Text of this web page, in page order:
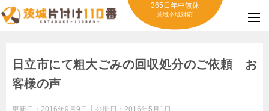
365日年中無休
茨城全域対応
日立市にて粗大ごみの回収処分のご依頼 お
客様の声
更新日： 2016年9月9日 公開日： 2016年5月1日